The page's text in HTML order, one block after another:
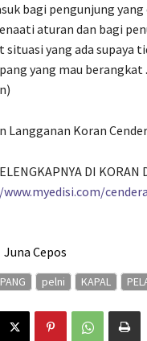
bagi pengunjung
aturan dan bagi
situasi yang ada supaya
yang mau
Langganan Koran
DI KORAN
Juna Cepos
pelni KAPAL